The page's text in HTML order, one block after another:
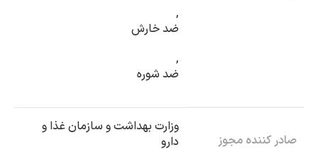
,
ضد خارش
,
ضد شوره
صادر کننده مجوز
وزارت بهداشت و سازمان غذا و
دارو